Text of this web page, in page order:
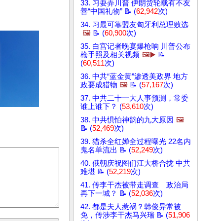
33. 习耍弄川普 伊朗货轮载有不友
善“中国礼物” 📝 (62,942次)
34. 习最可靠盟友匈牙利总理败选
🖼️ 📝 (60,900次)
35. 白宫记者晚宴爆枪响 川普公布
枪手照及相关视频 🖼️▶️ 📝
(60,511次)
36. 中共“蓝金黄”渗透美政界 地方
政要成猎物 🖼️ 📝 (57,167次)
37. 中共二十一大人事预测，常委
谁上谁下？ (53,610次)
38. 中共惧怕神韵的九大原因 🖼️
📝 (52,469次)
39. 猎杀全红婵全过程曝光 22名内
鬼名单流出 📝 (52,249次)
40. 俄朝庆祝图们江大桥合拢 中共
难堪 📝 (52,219次)
41. 传李干杰被带走调查 政治局
再下一城？ 📝 (52,036次)
42. 都是夫人惹祸？韩俊异常被
免，传涉李干杰马兴瑞 📝 (51,906